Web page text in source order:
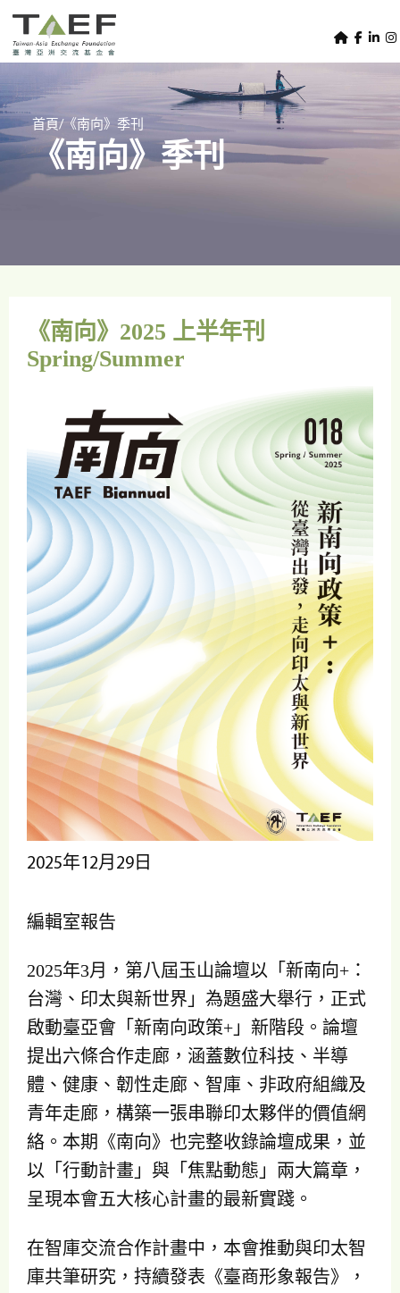
Skip to main content
TAEF
s
e
r
m
e
u
m
e
p
a
e
首頁/《南向》季刊
《南向》季刊
《南向》2025 上半年刊
Spring/Summer
2025年12月29日
編輯室報告
2025年3月，第八屆玉山論壇以「新南向+：
台灣、印太與新世界」為題盛大舉行，正式
啟動臺亞會「新南向政策+」新階段。論壇
提出六條合作走廊，涵蓋數位科技、半導
體、健康、韌性走廊、智庫、非政府組織及
青年走廊，構築一張串聯印太夥伴的價值網
絡。本期《南向》也完整收錄論壇成果，並
以「行動計畫」與「焦點動態」兩大篇章，
呈現本會五大核心計畫的最新實踐。
在智庫交流合作計畫中，本會推動與印太智
庫共筆研究，持續發表《臺商形象報告》，